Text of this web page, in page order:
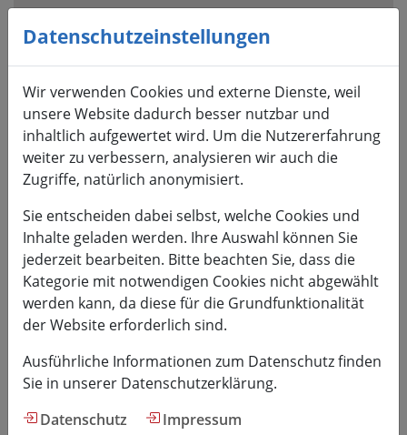
Visuelle
Assistenzsoftware
Tastatur
erreichbar
über
ALT
HSMW
Forschung
Datenschutzeinstellungen
Wir verwenden Cookies und externe Dienste, weil
unsere Website dadurch besser nutzbar und
inhaltlich aufgewertet wird. Um die Nutzererfahrung
weiter zu verbessern, analysieren wir auch die
Zugriffe, natürlich anonymisiert.
Sie entscheiden dabei selbst, welche Cookies und
Inhalte geladen werden. Ihre Auswahl können Sie
jederzeit bearbeiten. Bitte beachten Sie, dass die
Kategorie mit notwendigen Cookies nicht abgewählt
werden kann, da diese für die Grundfunktionalität
der Website erforderlich sind.
Ausführliche Informationen zum Datenschutz finden
Sie in unserer Datenschutzerklärung.
Datenschutz
Impressum